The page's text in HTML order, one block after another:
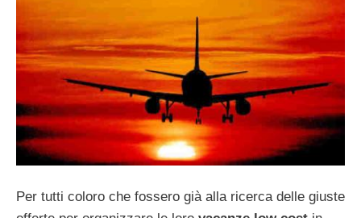
Per tutti coloro che fossero già alla ricerca delle giuste